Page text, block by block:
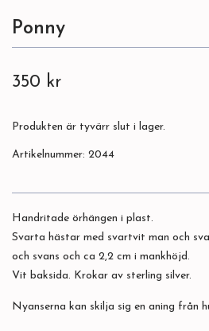
Ponny
350 kr
Produkten är tyvärr slut i lager.
Artikelnummer: 2044
Handritade örhängen i plast.
Svarta hästar med svartvit man och
och svans och ca 2,2 cm i mankhöjd.
Vit baksida. Krokar av sterling silver.
Nyanserna kan skilja sig en aning från